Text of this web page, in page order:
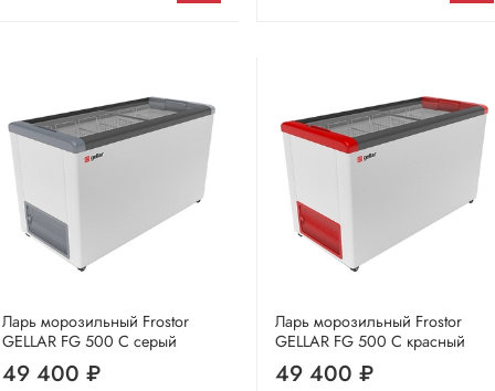
Ларь морозильный Frostor
GELLAR FG 500 C серый
49 400 ₽
Ларь морозильный Frostor
GELLAR FG 500 C красный
49 400 ₽